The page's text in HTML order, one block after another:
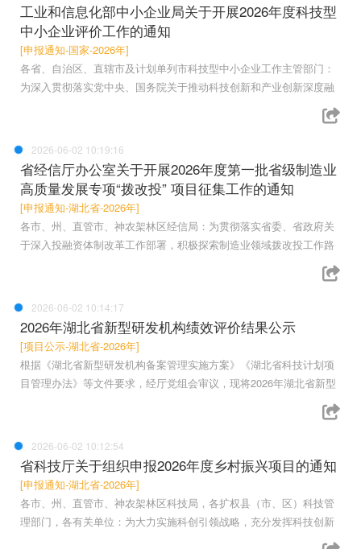
工业和信息化部中小企业局关于开展2026年度科技型
中小企业评价工作的通知
[申报通知-国家-2026年]
各省、自治区、直辖市及计划单列市科技型中小企业工作主管部门：
为深入贯彻落实党中央、国务院关于推动科技创新和产业创新深度融
2026-06-02 10:19:16
省经信厅办公室关于开展2026年度第一批省级制造业
高质量发展专项“拨改投” 项目征集工作的通知
[申报通知-湖北省-2026年]
各市、州、直管市、神农架林区经信局：为贯彻落实省委、省政府关
于深入投融资体制改革工作部署，积极探索制造业领域拨改投工作路
2026-06-02 10:14:17
2026年湖北省新型研发机构绩效评价结果公示
[项目公示-湖北省-2026年]
根据《湖北省新型研发机构备案管理实施方案》《湖北省科技计划项
目管理办法》等文件要求，经厅党组会审议，现将2026年湖北省新型
2026-06-02 10:12:54
省科技厅关于组织申报2026年度乡村振兴项目的通知
[申报通知-湖北省-2026年]
各市、州、直管市、神农架林区科技局，各扩权县（市、区）科技管
理部门，各有关单位：为大力实施科创引领战略，充分发挥科技创新